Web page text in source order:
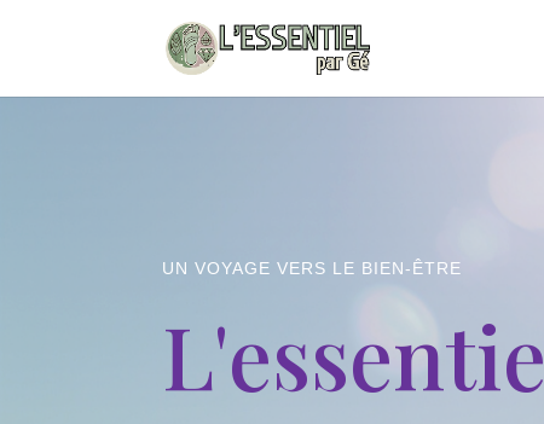
UN VOYAGE VERS LE BIEN-ÊTRE